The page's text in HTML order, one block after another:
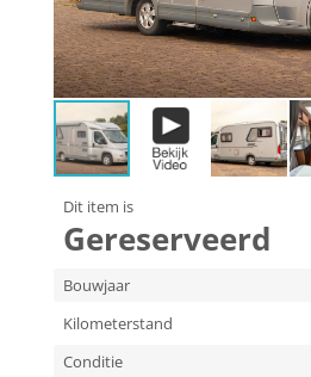
Dit item is
Gereserveerd
Bouwjaar
Kilometerstand
Conditie